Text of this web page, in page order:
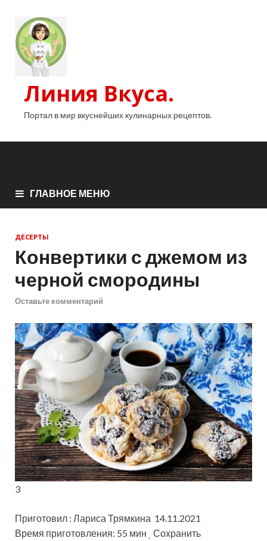
Линия Вкуса.
Портал в мир вкуснейших кулинарных рецептов.
ГЛАВНОЕ МЕНЮ
ДЕСЕРТЫ
Конвертики с джемом из
черной смородины
Оставьте комментарий
3
Приготовил : Лариса Трямкина 14.11.2021
Время приготовления: 55 мин
Сохранить